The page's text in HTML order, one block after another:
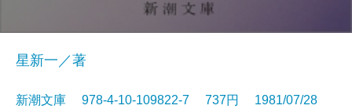
星新一／著
新潮文庫 978-4-10-109822-7 737円 1981/07/28